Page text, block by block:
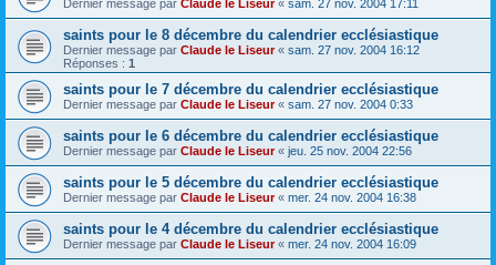
Dernier message par Claude le Liseur« sam. 27 nov. 2004 17:11
saints pour le 8 décembre du calendrier ecclésiastique
Dernier message par Claude le Liseur« sam. 27 nov. 2004 16:12
Réponses : 1
saints pour le 7 décembre du calendrier ecclésiastique
Dernier message par Claude le Liseur« sam. 27 nov. 2004 0:33
saints pour le 6 décembre du calendrier ecclésiastique
Dernier message par Claude le Liseur« jeu. 25 nov. 2004 22:56
saints pour le 5 décembre du calendrier ecclésiastique
Dernier message par Claude le Liseur« mer. 24 nov. 2004 16:38
saints pour le 4 décembre du calendrier ecclésiastique
Dernier message par Claude le Liseur« mer. 24 nov. 2004 16:09